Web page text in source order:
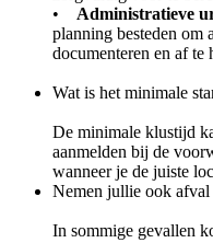
• Administratieve
planning besteden om
documenteren en af te
Wat is het minimale
De minimale klustijd
aanmelden bij de
wanneer je de juiste
Nemen jullie ook afval
In sommige gevallen